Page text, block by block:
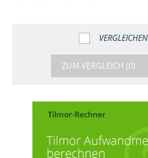
VERGLEICHEN
ZUM VERGLEICH (0)